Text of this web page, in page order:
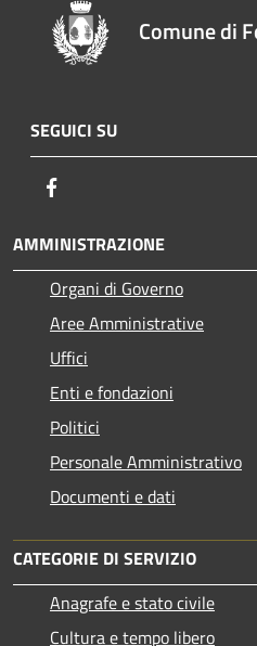
Comune di
SEGUICI SU
AMMINISTRAZIONE
Organi di Governo
Aree Amministrative
Uffici
Enti e fondazioni
Politici
Personale Amministrativo
Documenti e dati
CATEGORIE DI SERVIZIO
Anagrafe e stato civile
Cultura e tempo libero